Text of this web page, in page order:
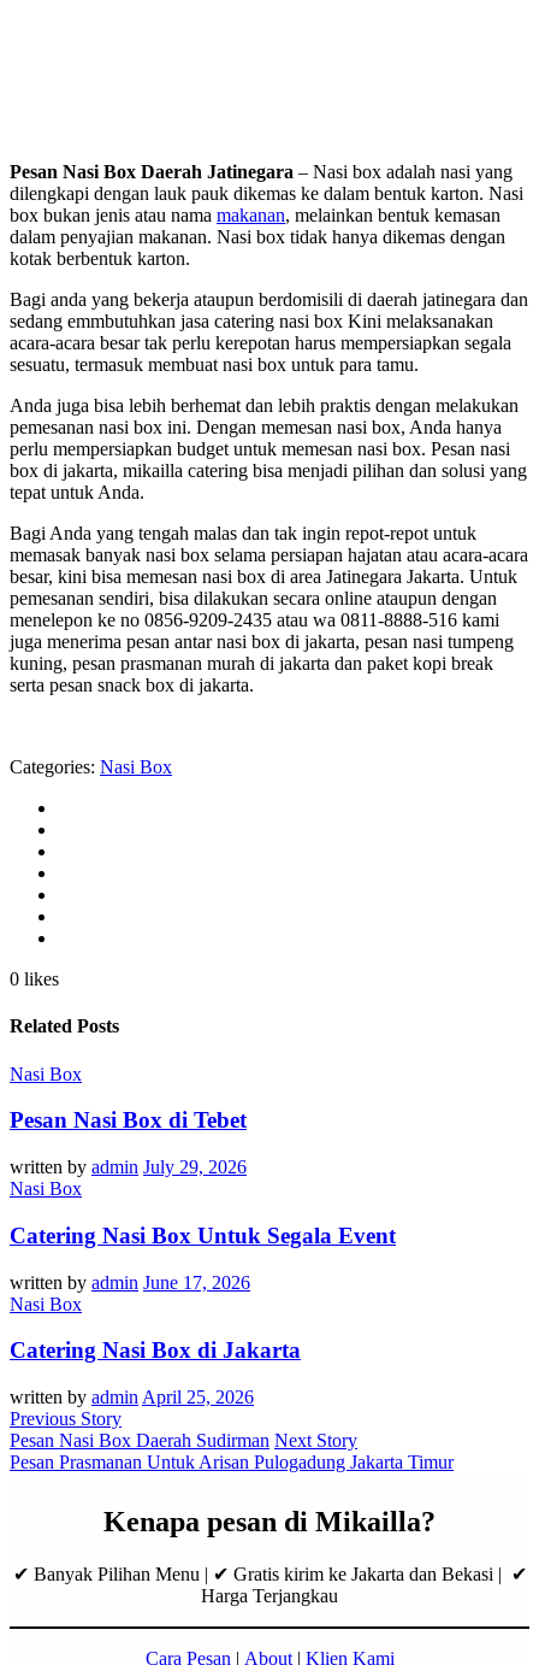
Pesan Nasi Box Daerah Jatinegara – Nasi box adalah nasi yang
dilengkapi dengan lauk pauk dikemas ke dalam bentuk karton. Nasi
box bukan jenis atau nama makanan, melainkan bentuk kemasan
dalam penyajian makanan. Nasi box tidak hanya dikemas dengan
kotak berbentuk karton.
Bagi anda yang bekerja ataupun berdomisili di daerah jatinegara dan
sedang emmbutuhkan jasa catering nasi box Kini melaksanakan
acara-acara besar tak perlu kerepotan harus mempersiapkan segala
sesuatu, termasuk membuat nasi box untuk para tamu.
Anda juga bisa lebih berhemat dan lebih praktis dengan melakukan
pemesanan nasi box ini. Dengan memesan nasi box, Anda hanya
perlu mempersiapkan budget untuk memesan nasi box. Pesan nasi
box di jakarta, mikailla catering bisa menjadi pilihan dan solusi yang
tepat untuk Anda.
Bagi Anda yang tengah malas dan tak ingin repot-repot untuk
memasak banyak nasi box selama persiapan hajatan atau acara-acara
besar, kini bisa memesan nasi box di area Jatinegara Jakarta. Untuk
pemesanan sendiri, bisa dilakukan secara online ataupun dengan
menelepon ke no 0856-9209-2435 atau wa 0811-8888-516 kami
juga menerima pesan antar nasi box di jakarta, pesan nasi tumpeng
kuning, pesan prasmanan murah di jakarta dan paket kopi break
serta pesan snack box di jakarta.
Categories: Nasi Box
0 likes
Related Posts
Nasi Box
Pesan Nasi Box di Tebet
written by admin July 29, 2026
Nasi Box
Catering Nasi Box Untuk Segala Event
written by admin June 17, 2026
Nasi Box
Catering Nasi Box di Jakarta
written by admin April 25, 2026
Previous Story
Pesan Nasi Box Daerah Sudirman Next Story
Pesan Prasmanan Untuk Arisan Pulogadung Jakarta Timur
Kenapa pesan di Mikailla?
✔ Banyak Pilihan Menu | ✔ Gratis kirim ke Jakarta dan Bekasi | ✔
Harga Terjangkau
Cara Pesan | About | Klien Kami